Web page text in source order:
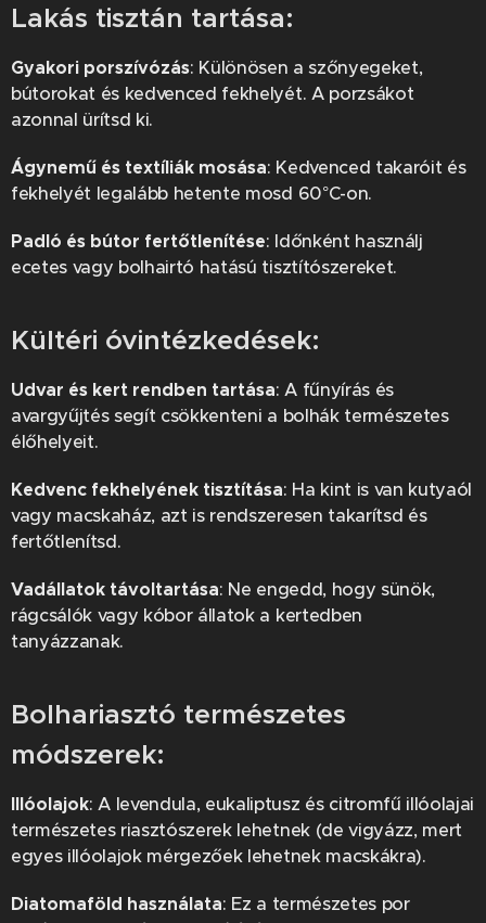
Lakás tisztán tartása:
Gyakori porszívózás: Különösen a szőnyegeket,
bútorokat és kedvenced fekhelyét. A porzsákot
azonnal ürítsd ki.
Ágynemű és textíliák mosása: Kedvenced takaróit és
fekhelyét legalább hetente mosd 60°C-on.
Padló és bútor fertőtlenítése: Időnként használj
ecetes vagy bolhairtó hatású tisztítószereket.
Kültéri óvintézkedések:
Udvar és kert rendben tartása: A fűnyírás és
avargyűjtés segít csökkenteni a bolhák természetes
élőhelyeit.
Kedvenc fekhelyének tisztítása: Ha kint is van kutyaól
vagy macskaház, azt is rendszeresen takarítsd és
fertőtlenítsd.
Vadállatok távoltartása: Ne engedd, hogy sünök,
rágcsálók vagy kóbor állatok a kertedben
tanyázzanak.
Bolhariasztó természetes
módszerek:
Illóolajok: A levendula, eukaliptusz és citromfű illóolajai
természetes riasztószerek lehetnek (de vigyázz, mert
egyes illóolajok mérgezőek lehetnek macskákra).
Diatomaföld használata: Ez a természetes por